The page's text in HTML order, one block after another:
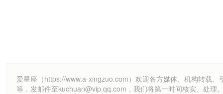
爱星座（https://www.a-xingzuo.com）欢迎各方媒体、机构转载
等，发邮件至kuchuan@vip.qq.com，我们将第一时间核实、处理